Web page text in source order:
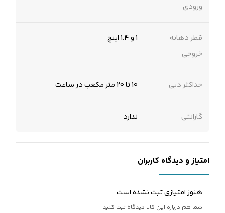
ورودی
قطر دهانه
خروجی
1 و 1.4 اینچ
حداکثر دبی 10 تا 20 متر مکعب در ساعت
گارانتی ندارد
امتیاز و دیدگاه کاربران
هنوز امتیازی ثبت نشده است
شما هم درباره این کالا دیدگاه ثبت کنید